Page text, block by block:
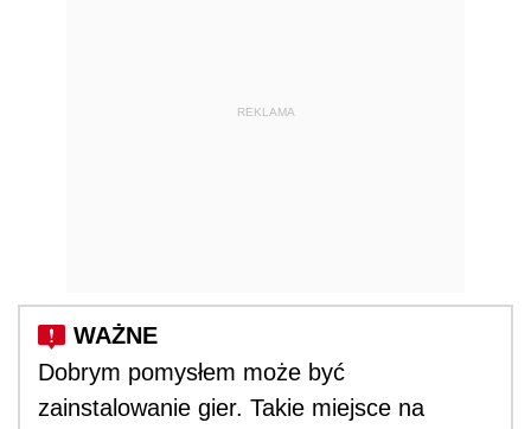
REKLAMA
Dobrym pomysłem może być
zainstalowanie gier. Takie miejsce na